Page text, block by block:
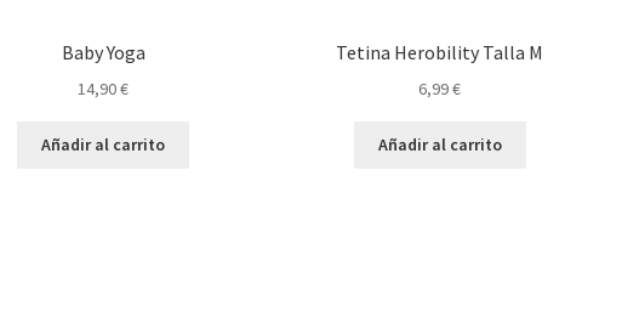
Baby Yoga
14,90€
Añadir al carrito
Tetina Herobility Talla M
6,99€
Añadir al carrito